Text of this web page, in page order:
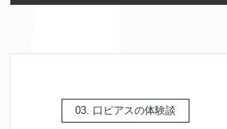
03. 口ピアスの体験談